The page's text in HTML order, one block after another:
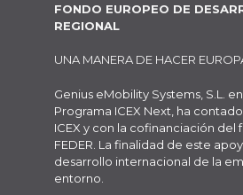
FONDO EUROPEO DE
REGIONAL
UNA MANERA DE HACER
Genius eMobility Systems, S.L.
Programa ICEX Next, ha
ICEX y con la cofinanciación
FEDER. La finalidad de este
desarrollo internacional de la
entorno.